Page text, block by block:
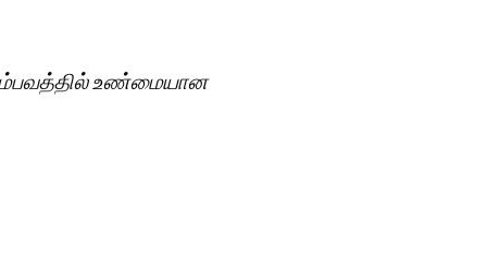
சம்பவத்தில் உண்மையான